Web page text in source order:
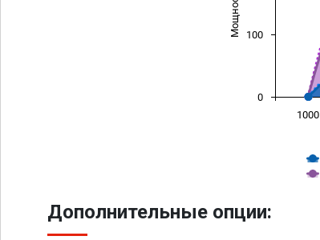
1000
0
100
Дополнительные опции: